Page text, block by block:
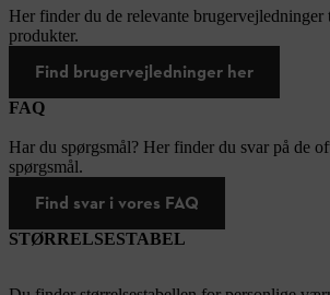
Her finder du de relevante
produkter.
Find brugervejledninger her
FAQ
Har du spørgsmål? Her finder du svar på de
spørgsmål.
Find svar i vores FAQ
STØRRELSESTABEL